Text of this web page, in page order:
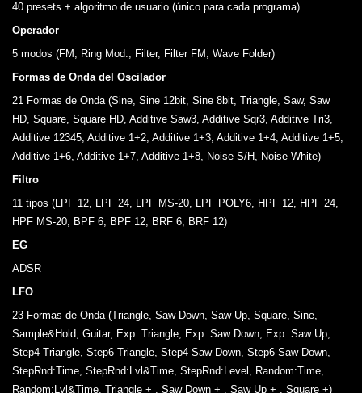
40 presets + algoritmo de usuario (único para cada programa)
Operador
5 modos (FM, Ring Mod., Filter, Filter FM, Wave Folder)
Formas de Onda del Oscilador
21 Formas de Onda (Sine, Sine 12bit, Sine 8bit, Triangle, Saw, Saw
HD, Square, Square HD, Additive Saw3, Additive Sqr3, Additive Tri3,
Additive 12345, Additive 1+2, Additive 1+3, Additive 1+4, Additive 1+5,
Additive 1+6, Additive 1+7, Additive 1+8, Noise S/H, Noise White)
Filtro
11 tipos (LPF 12, LPF 24, LPF MS-20, LPF POLY6, HPF 12, HPF 24,
HPF MS-20, BPF 6, BPF 12, BRF 6, BRF 12)
EG
ADSR
LFO
23 Formas de Onda (Triangle, Saw Down, Saw Up, Square, Sine,
Sample&Hold, Guitar, Exp. Triangle, Exp. Saw Down, Exp. Saw Up,
Step4 Triangle, Step6 Triangle, Step4 Saw Down, Step6 Saw Down,
StepRnd:Time, StepRnd:Lvl&Time, StepRnd:Level, Random:Time,
Random:Lvl&Time, Triangle + , Saw Down + , Saw Up + , Square +)